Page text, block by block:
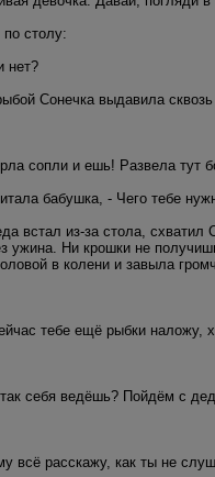
столу:
нет?
Сонечка выдавила
сопли и ешь! Развела тут
бабушка, - Чего тебе
встал из-за стола,
ужина. Ни крошки не
в колени и завыла
тебе ещё рыбки
себя ведёшь? Пойдём с
всё расскажу, как ты не